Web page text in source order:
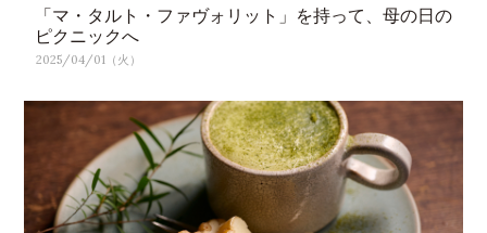
「マ・タルト・ファヴォリット」を持って、母の日の
ピクニックへ
2025/04/01（火）